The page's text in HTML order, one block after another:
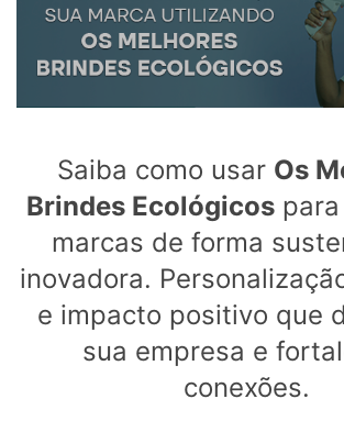
Saiba como usar Os
Brindes Ecológicospara
marcas de forma
inovadora.
e impacto positivo que
sua empresa e
conexões.